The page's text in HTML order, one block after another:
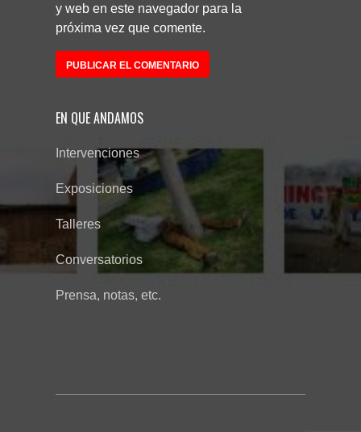
y web en este navegador para la
próxima vez que comente.
EN QUE ANDAMOS
Intervenciones
Exposiciones
Talleres
Conversatorios
Prensa, notas, etc.